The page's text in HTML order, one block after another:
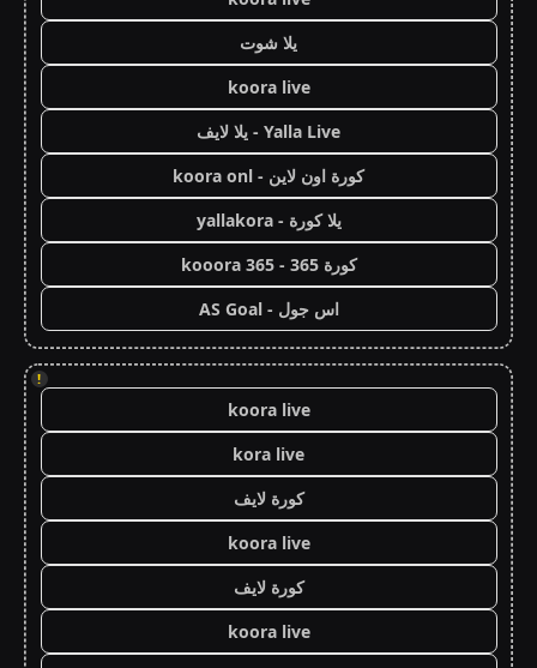
يلا شوت
koora live
Yalla Live - يلا لايف
كورة اون لاين - koora onl
يلا كورة - yallakora
كورة 365 - kooora 365
اس جول - AS Goal
!
koora live
kora live
كورة لايف
koora live
كورة لايف
koora live